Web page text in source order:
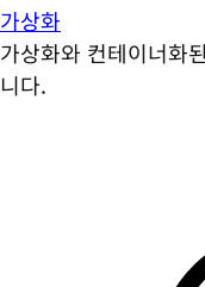
가상화
가상화와 컨테이너화
니다.